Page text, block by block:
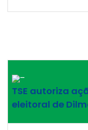
–
TSE autoriza
eleitoral de